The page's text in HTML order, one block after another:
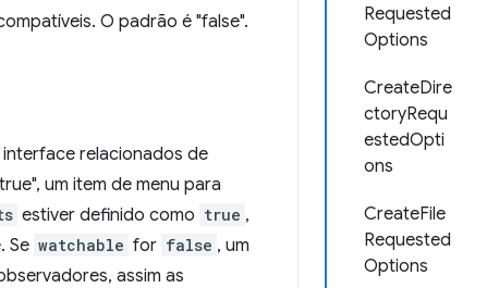
Requested
Options
CreateDire
ctoryRequ
estedOpti
ons
CreateFile
Requested
Options
O padrão é "false".
relacionados de
um item de menu para
estiver definido como true ,
Se watchable for false , um
assim as